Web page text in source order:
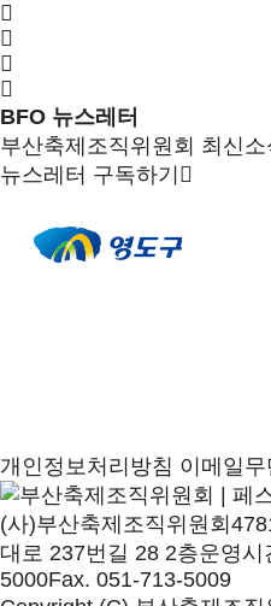
BFO 뉴스레터
부산축제조직위원회 최신
뉴스레터 구독하기
개인정보처리방침 이메일
(사)부산축제조직위원회
대로 237번길 28 2층운영시
5000Fax. 051-713-5009